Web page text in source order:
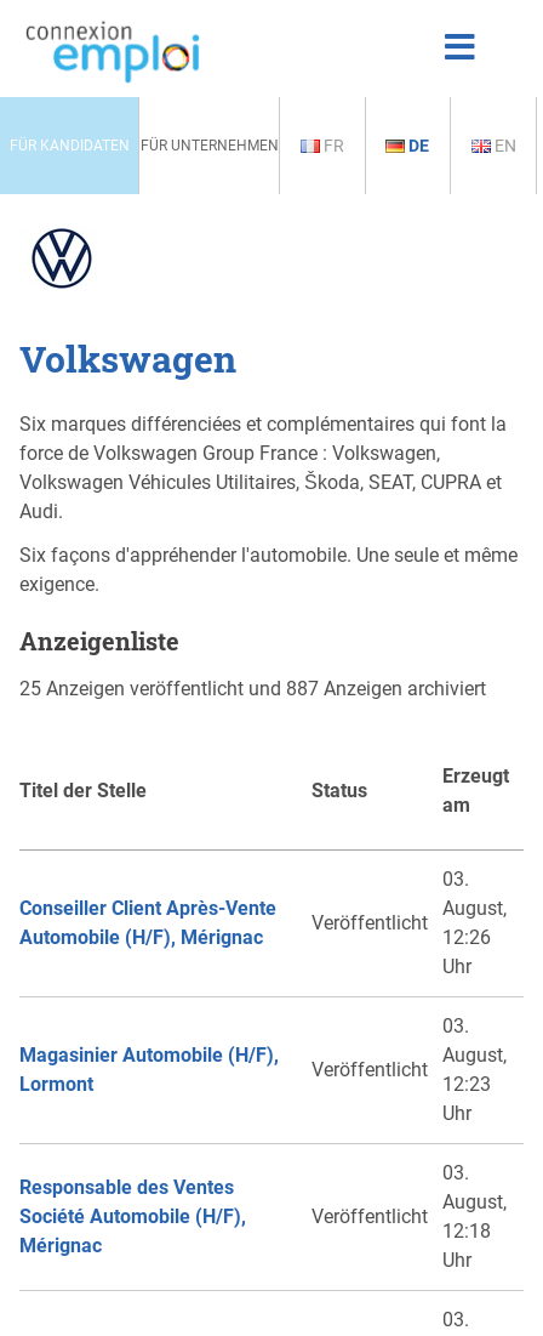
FÜR KANDIDATEN FÜR UNTERNEHMEN FR DE EN
Volkswagen
Six marques différenciées et complémentaires qui font la
force de Volkswagen Group France : Volkswagen,
Volkswagen Véhicules Utilitaires, Škoda, SEAT, CUPRA et
Audi.
Six façons d'appréhender l'automobile. Une seule et même
exigence.
Anzeigenliste
25 Anzeigen veröffentlicht und 887 Anzeigen archiviert
Titel der Stelle Status
Erzeugt
am
Conseiller Client Après-Vente
Automobile (H/F), Mérignac
Veröffentlicht
03.
August,
12:26
Uhr
Magasinier Automobile (H/F),
Lormont
Veröffentlicht
03.
August,
12:23
Uhr
Responsable des Ventes
Société Automobile (H/F),
Mérignac
Veröffentlicht
03.
August,
12:18
Uhr
03.